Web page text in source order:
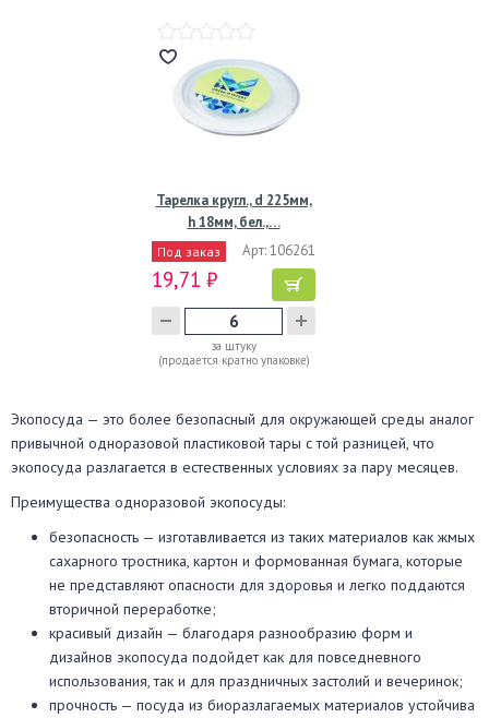
Тарелка кругл., d 225мм,
h 18мм, бел.,…
Под заказ Арт: 106261
19,71 ₽
за штуку
(продается кратно упаковке)
Экопосуда — это более безопасный для окружающей среды аналог
привычной одноразовой пластиковой тары с той разницей, что
экопосуда разлагается в естественных условиях за пару месяцев.
Преимущества одноразовой экопосуды:
безопасность — изготавливается из таких материалов как жмых
сахарного тростника, картон и формованная бумага, которые
не представляют опасности для здоровья и легко поддаются
вторичной переработке;
красивый дизайн — благодаря разнообразию форм и
дизайнов экопосуда подойдет как для повседневного
использования, так и для праздничных застолий и вечеринок;
прочность — посуда из биоразлагаемых материалов устойчива